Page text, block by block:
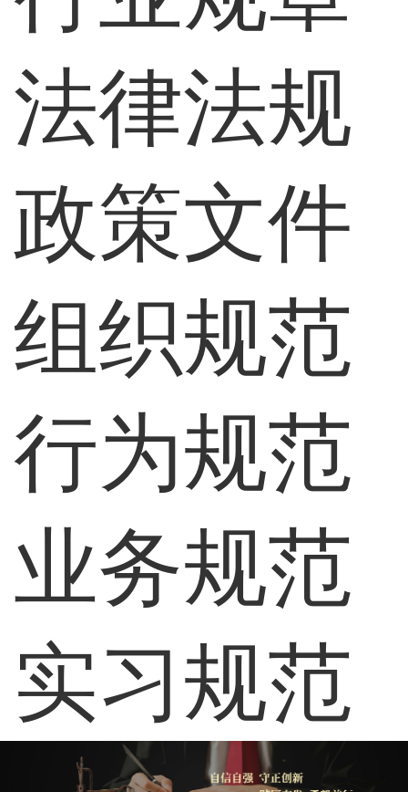
法律法规
政策文件
组织规范
行为规范
业务规范
实习规范